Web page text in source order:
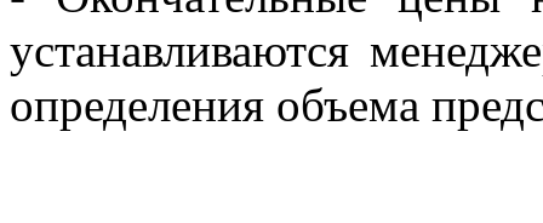
устанавливаются
определения объема